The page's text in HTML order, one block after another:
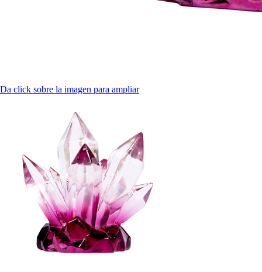
Da click sobre la imagen para ampliar